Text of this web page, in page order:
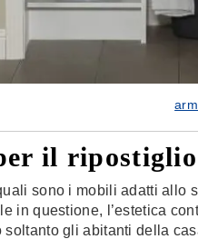
il ripostiglio
sono i mobili adatti allo
in questione, l’estetica
soltanto gli abitanti della